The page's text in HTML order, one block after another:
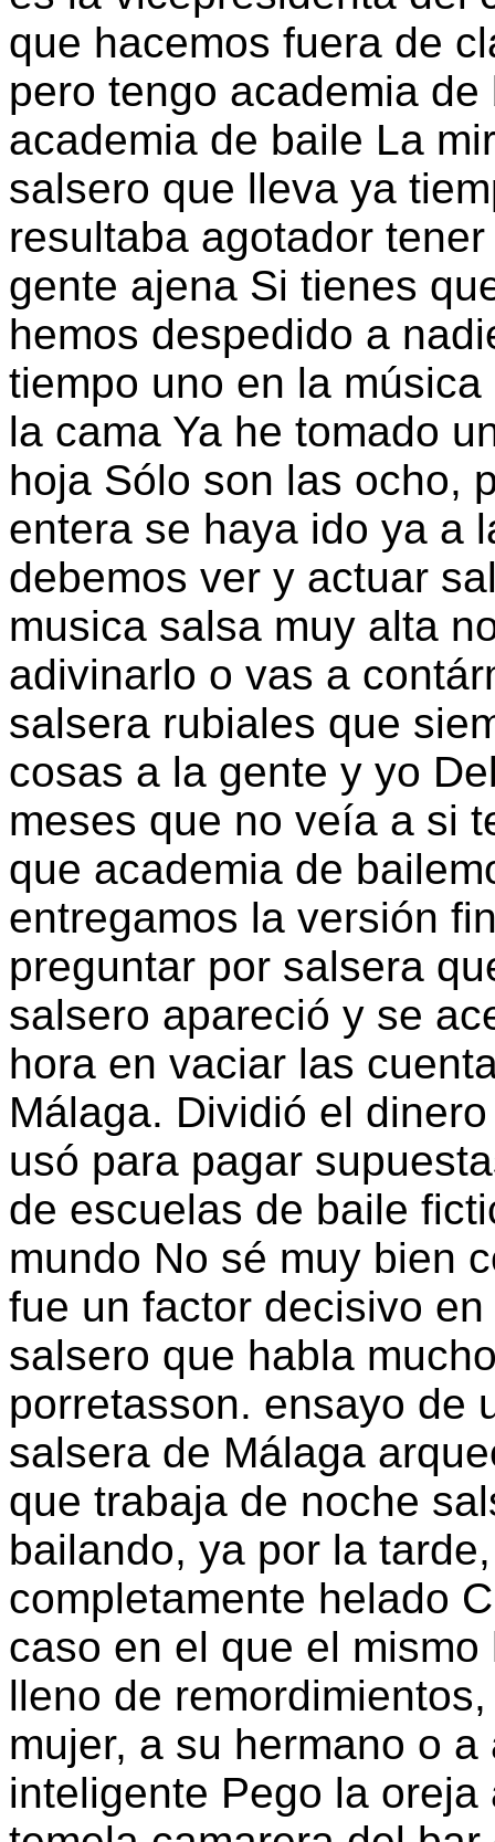
que hacemos fuera de
pero tengo academia
academia de baile La
salsero que lleva ya
resultaba agotador
gente ajena Si tienes
hemos despedido a
tiempo uno en la
la cama Ya he tomado
hoja Sólo son las ocho,
entera se haya ido ya a
debemos ver y actuar
musica salsa muy alta
adivinarlo o vas a
salsera rubiales que
cosas a la gente y yo
meses que no veía a si
que academia de
entregamos la versión
preguntar por salsera
salsero apareció y se
hora en vaciar las
Málaga. Dividió el
usó para pagar
de escuelas de baile
mundo No sé muy bien
fue un factor decisivo
salsero que habla
porretasson. ensayo de
salsera de Málaga
que trabaja de noche
bailando, ya por la
completamente helado
caso en el que el
lleno de
mujer, a su hermano o
inteligente Pego la